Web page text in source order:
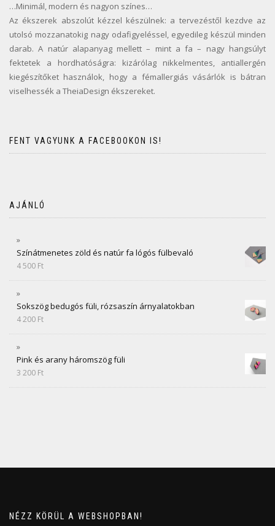
…Minimál, modern és nagyon színes…
Az ékszerek abszolút kézzel készülnek: a tervezéstől kezdve az
utolsó mozzanatokig nagy odafigyeléssel, egyedileg készül minden
darab. A natúr alapanyag mellett – mint a fa – nagy hangsúlyt
fektetek a hordhatóságra: kizárólag nikkelmentes, antiallergén
kiegészítőket használok, hogy a fémallergiás vásárlók is bátran
viselhessék a TheiaDesign ékszereket.
FENT VAGYUNK A FACEBOOKON IS!
AJÁNLÓ
Színátmenetes zöld és natúr fa lógós fülbevaló
4 500 Ft
Sokszög bedugós füli, rózsaszín árnyalatokban
4 200 Ft
Pink és arany háromszög füli
3 200 Ft
NÉZZ KÖRÜL A WEBSHOPBAN!